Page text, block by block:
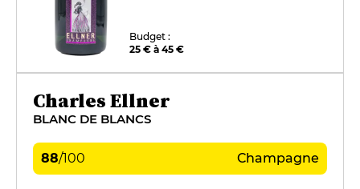
Budget :
25 € à 45 €
Charles Ellner
BLANC DE BLANCS
88/100 Champagne